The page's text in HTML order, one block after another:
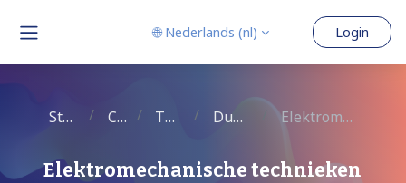
🌐 Nederlands ‎(nl)‎ Login
Startpagina Cursussen Tweede graad Dubbele finaliteit Elektromechanische technieken
Elektromechanische technieken